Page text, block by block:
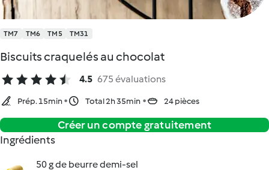
TM7 TM6 TM5 TM31
Biscuits craquelés au chocolat
4.5 675 évaluations
Prép. 15min Total 2h 35min 24 pièces
Créer un compte gratuitement
Ingrédients
50 g de beurre demi-sel